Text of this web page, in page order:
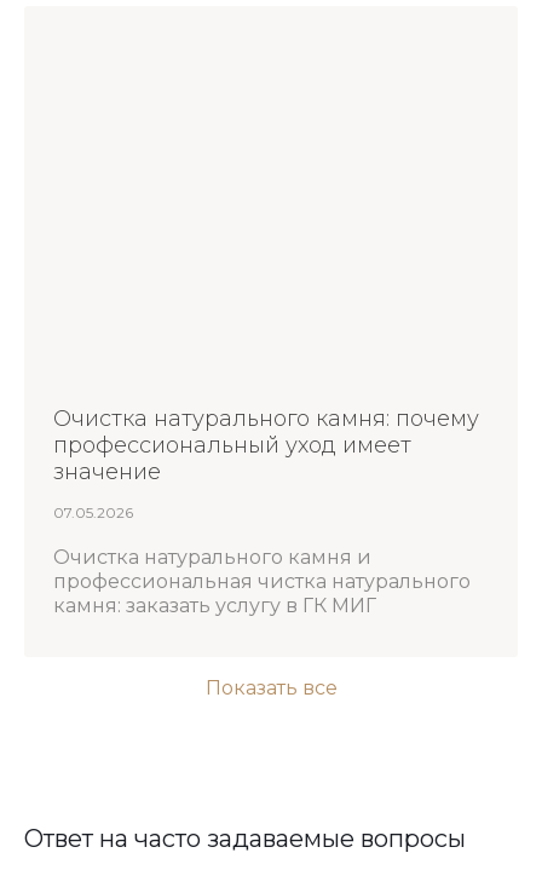
Очистка натурального камня: почему
профессиональный уход имеет
значение
07.05.2026
Очистка натурального камня и
профессиональная чистка натурального
камня: заказать услугу в ГК МИГ
Показать все
Ответ на часто задаваемые вопросы